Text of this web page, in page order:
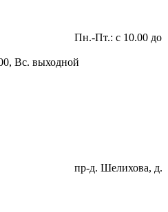
Пн.-Пт.: с 10.00 до
Вс. выходной
пр-д. Шелихова, д.